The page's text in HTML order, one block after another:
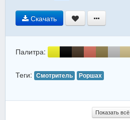
Скачать
Палитра:
Теги: Смотритель Роршах
Показать всё